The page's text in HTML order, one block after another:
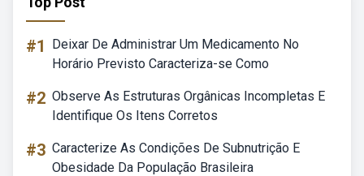
#1
Deixar De Administrar Um Medicamento No
Horário Previsto Caracteriza-se Como
#2 Observe As Estruturas Orgânicas Incompletas E
Identifique Os Itens Corretos
#3 Caracterize As Condições De Subnutrição E
Obesidade Da População Brasileira